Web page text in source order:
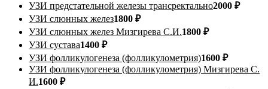
УЗИ предстательной железы трансректально2000 ₽
УЗИ слюнных желез1800 ₽
УЗИ слюнных желез Мизгирева С.И.1800 ₽
УЗИ сустава1400 ₽
УЗИ фолликулогенеза (фолликулометрия)1600 ₽
УЗИ фолликулогенеза (фолликулометрия) Мизгирева С.
И.1600 ₽